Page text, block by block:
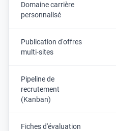
Domaine carrière
personnalisé
Publication d'offres
multi-sites
Pipeline de
recrutement
(Kanban)
Fiches d'évaluation